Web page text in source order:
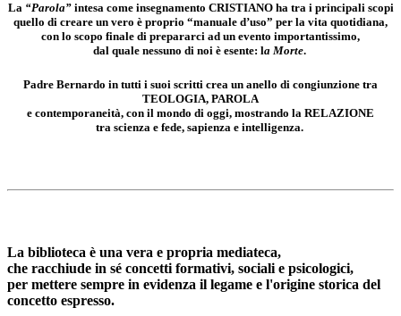
La “Parola” intesa come insegnamento CRISTIANOha tra i principali scopi
quello di creare un vero è proprio “manuale d’uso” per la vita quotidiana,
con lo scopo finale di prepararci ad un evento importantissimo,
dal quale nessuno di noi è esente: la Morte.
Padre Bernardo in tutti i suoi scritti crea un anello di congiunzione tra
TEOLOGIA, PAROLA
e contemporaneità, con il mondo di oggi, mostrando la RELAZIONE
tra scienza e fede, sapienza e intelligenza.
La biblioteca è una vera e propria mediateca,
che racchiude in sé concetti formativi, sociali e psicologici,
per mettere sempre in evidenza il legame e l'origine storica del
concetto espresso.